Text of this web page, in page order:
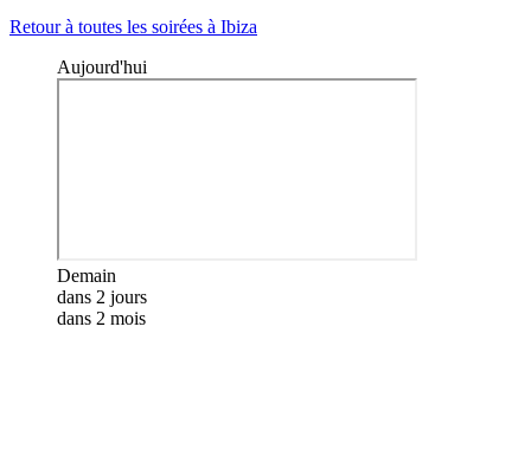
Retour à toutes les soirées à Ibiza
Aujourd'hui
Demain
dans 2 jours
dans 2 mois